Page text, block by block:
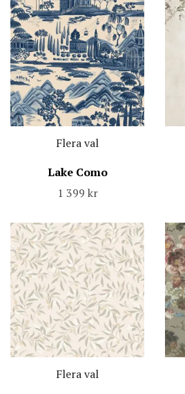
Flera val
Lake Como
1 399 kr
Flera val